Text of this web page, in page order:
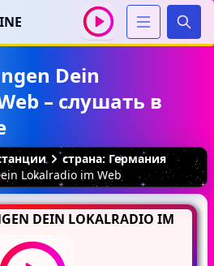
Dein
– слушать в
страна: Германия
Lokalradio im Web
DEIN LOKALRADIO IM